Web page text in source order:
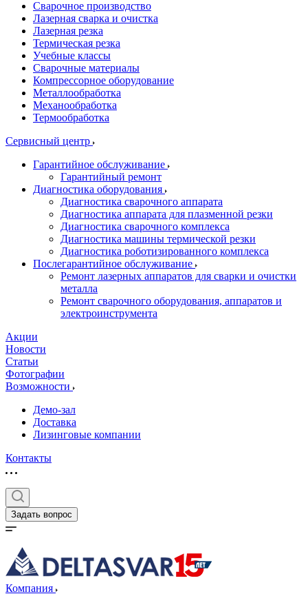
Сварочное производство
Лазерная сварка и очистка
Лазерная резка
Термическая резка
Учебные классы
Сварочные материалы
Компрессорное оборудование
Металлообработка
Механообработка
Термообработка
Сервисный центр
Гарантийное обслуживание
Гарантийный ремонт
Диагностика оборудования
Диагностика сварочного аппарата
Диагностика аппарата для плазменной резки
Диагностика сварочного комплекса
Диагностика машины термической резки
Диагностика роботизированного комплекса
Послегарантийное обслуживание
Ремонт лазерных аппаратов для сварки и очистки
металла
Ремонт сварочного оборудования, аппаратов и
электроинструмента
Акции
Новости
Статьи
Фотографии
Возможности
Демо-зал
Доставка
Лизинговые компании
Контакты
Задать вопрос
Компания